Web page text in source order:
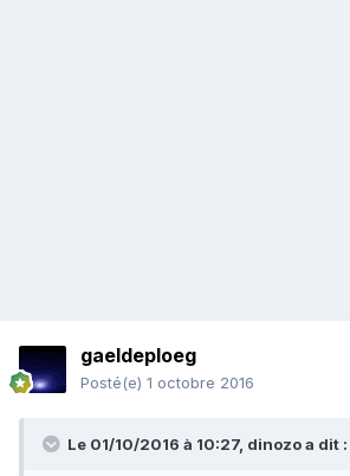
gaeldeploeg
Posté(e) 1 octobre 2016
Le 01/10/2016 à 10:27, dinozoa dit :